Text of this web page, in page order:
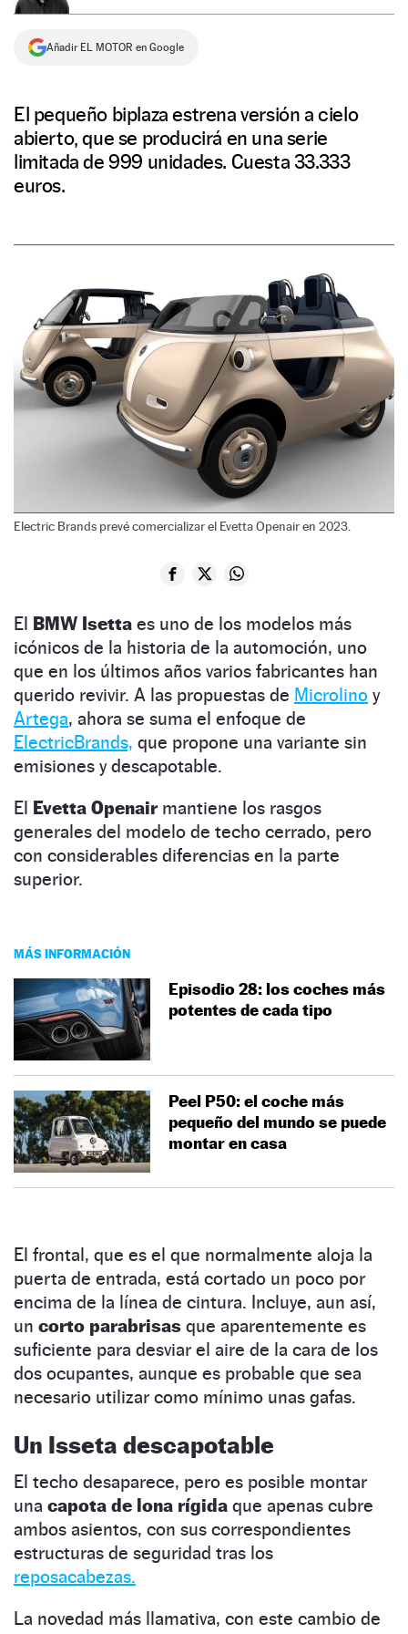
Añadir EL MOTOR en Google
El pequeño biplaza estrena versión a cielo
abierto, que se producirá en una serie
limitada de 999 unidades. Cuesta 33.333
euros.
Electric Brands prevé comercializar el Evetta Openair en 2023.
El BMW Isetta es uno de los modelos más
icónicos de la historia de la automoción, uno
que en los últimos años varios fabricantes han
querido revivir. A las propuestas de Microlino y
Artega, ahora se suma el enfoque de
ElectricBrands, que propone una variante sin
emisiones y descapotable.
El Evetta Openairmantiene los rasgos
generales del modelo de techo cerrado, pero
con considerables diferencias en la parte
superior.
MÁS INFORMACIÓN
Episodio 28: los coches más
potentes de cada tipo
Peel P50: el coche más
pequeño del mundo se puede
montar en casa
El frontal, que es el que normalmente aloja la
puerta de entrada, está cortado un poco por
encima de la línea de cintura. Incluye, aun así,
un corto parabrisas que aparentemente es
suficiente para desviar el aire de la cara de los
dos ocupantes, aunque es probable que sea
necesario utilizar como mínimo unas gafas.
Un Isseta descapotable
El techo desaparece, pero es posible montar
una capota de lona rígida que apenas cubre
ambos asientos, con sus correspondientes
estructuras de seguridad tras los
reposacabezas.
La novedad más llamativa, con este cambio de